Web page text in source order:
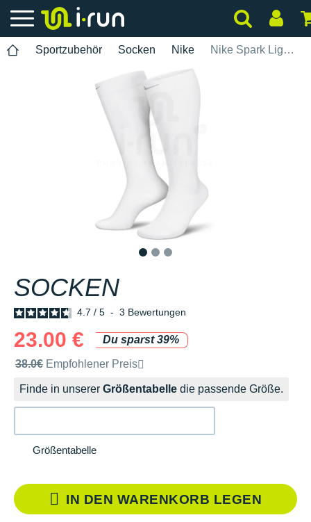
Sportzubehör Socken Nike Nike Spark Lightweight OTC
SOCKEN
4.7 / 5 - 3 Bewertungen
23.00 €
Du sparst 39%
Unverbindliche Preisempfehlung der Marke
38.0€ Empfohlener Preis
Finde in unserer Größentabelle die passende Größe.
Größentabelle
IN DEN WARENKORB LEGEN